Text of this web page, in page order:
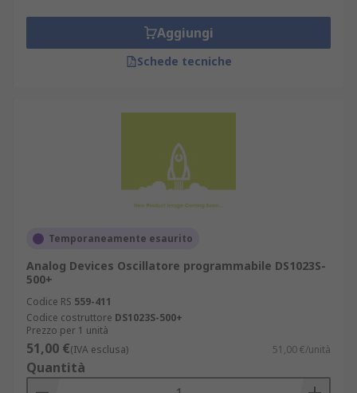
Aggiungi
Schede tecniche
Temporaneamente esaurito
Analog Devices Oscillatore programmabile DS1023S-
500+
Codice RS 559-411
Codice costruttore DS1023S-500+
Prezzo per 1 unità
51,00 €(IVA esclusa) 51,00 €/unità
Quantità